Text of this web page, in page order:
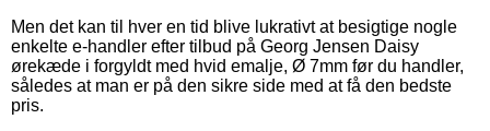
Men det kan til hver en tid blive lukrativt at besigtige nogle
enkelte e-handler efter tilbud på Georg Jensen Daisy
ørekæde i forgyldt med hvid emalje, Ø 7mm før du handler,
således at man er på den sikre side med at få den bedste
pris.